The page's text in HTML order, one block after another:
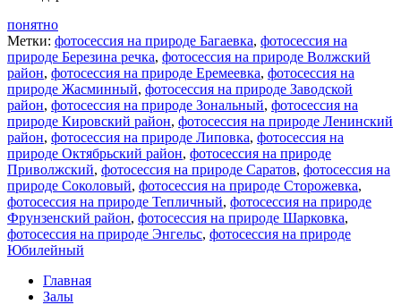
понятно
Метки: фотосессия на природе Багаевка, фотосессия на
природе Березина речка, фотосессия на природе Волжский
район, фотосессия на природе Еремеевка, фотосессия на
природе Жасминный, фотосессия на природе Заводской
район, фотосессия на природе Зональный, фотосессия на
природе Кировский район, фотосессия на природе Ленинский
район, фотосессия на природе Липовка, фотосессия на
природе Октябрьский район, фотосессия на природе
Приволжский, фотосессия на природе Саратов, фотосессия на
природе Соколовый, фотосессия на природе Сторожевка,
фотосессия на природе Тепличный, фотосессия на природе
Фрунзенский район, фотосессия на природе Шарковка,
фотосессия на природе Энгельс, фотосессия на природе
Юбилейный
Главная
Залы